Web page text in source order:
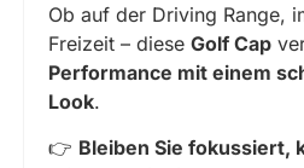
Ob auf der Driving Range,
Freizeit – diese Golf Cap
Performance mit einem
Look.
👉 Bleiben Sie fokussiert,